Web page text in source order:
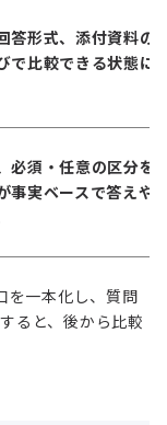
答形式、添付資料の
で比較できる状態に
必須・任意の区分を
事実ベースで答えや
を一本化し、質問
ると、後から比較